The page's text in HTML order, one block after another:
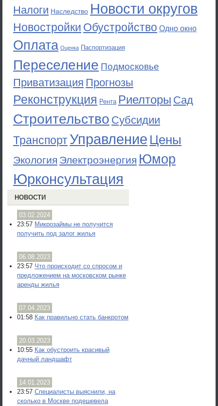
Налоги Наследство Новости округов
Новостройки Обустройство Одно окно
Оплата Оценка Паспортизация
Переселение Подмосковье
Приватизация Прогнозы
Реконструкция Рента Риелторы Сад
Строительство Субсидии
ТранспортУправление Цены
Экология Электроэнергия Юмор
Юрконсультация
НОВОСТИ
03.02.2024
23:57 Микрозаймы не получится
получить под залог жилья
06.08.2023
23:57 Что происходит со спросом и
предложением на московском рынке
аренды жилья
07.04.2023
01:58 Как правильно стать банкротом
20.03.2023
10:55 Как обустроить красивый
дачный ландшафт
14.01.2023
23:57 Специалисты выяснили, на
сколько в Москве подешевела